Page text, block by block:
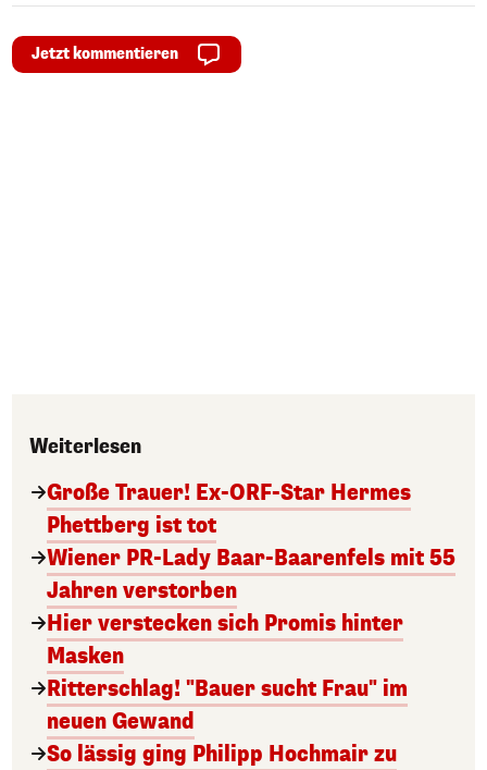
Jetzt kommentieren
Weiterlesen
Große Trauer! Ex-ORF-Star Hermes
Phettberg ist tot
Wiener PR-Lady Baar-Baarenfels mit 55
Jahren verstorben
Hier verstecken sich Promis hinter
Masken
Ritterschlag! "Bauer sucht Frau" im
neuen Gewand
So lässig ging Philipp Hochmair zu